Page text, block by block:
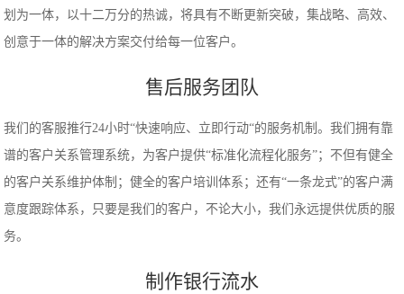
划为一体，以十二万分的热诚，将具有不断更新突破，集战略、高效、
创意于一体的解决方案交付给每一位客户。
售后服务团队
我们的客服推行24小时“快速响应、立即行动“的服务机制。我们拥有靠
谱的客户关系管理系统，为客户提供“标准化流程化服务”；不但有健全
的客户关系维护体制；健全的客户培训体系；还有“一条龙式”的客户满
意度跟踪体系，只要是我们的客户，不论大小，我们永远提供优质的服
务。
制作银行流水